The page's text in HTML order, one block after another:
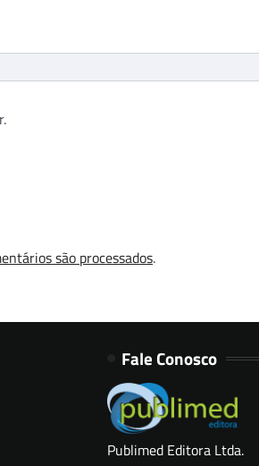
são processados.
Fale Conosco
Publimed Editora Ltda.